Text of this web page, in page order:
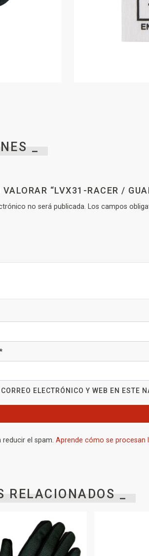
_
VALORAR “LVX31-RACER /
no será publicada. Los campos
ELECTRÓNICO Y WEB EN ESTE
reducir el spam. Aprende cómo se procesan
RELACIONADOS _